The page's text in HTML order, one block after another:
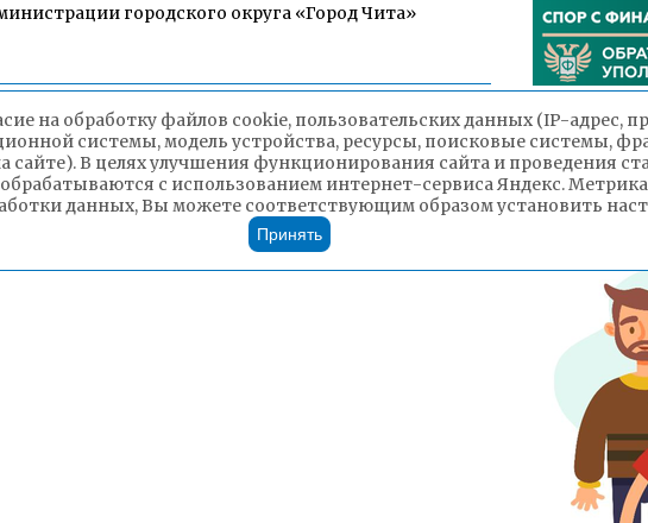
городского округа «Город Чита»
на обработку файлов cookie, пользовательских данных (IP-адрес,
системы, модель устройства, ресурсы, поисковые системы,
В целях улучшения функционирования сайта и проведения
с использованием интернет-сервиса Яндекс.
данных, Вы можете соответствующим образом установить
Принять